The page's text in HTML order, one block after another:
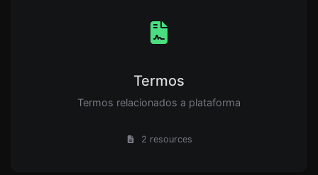
Termos
Termos relacionados a plataforma
2 resources